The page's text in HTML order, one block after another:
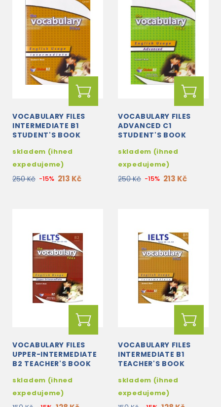
VOCABULARY FILES
INTERMEDIATE B1
STUDENT'S BOOK
skladem (ihned
expedujeme)
250 Kč -15% 213 Kč
VOCABULARY FILES
ADVANCED C1
STUDENT'S BOOK
skladem (ihned
expedujeme)
250 Kč -15% 213 Kč
VOCABULARY FILES
UPPER-INTERMEDIATE
B2 TEACHER'S BOOK
skladem (ihned
expedujeme)
VOCABULARY FILES
INTERMEDIATE B1
TEACHER'S BOOK
skladem (ihned
expedujeme)